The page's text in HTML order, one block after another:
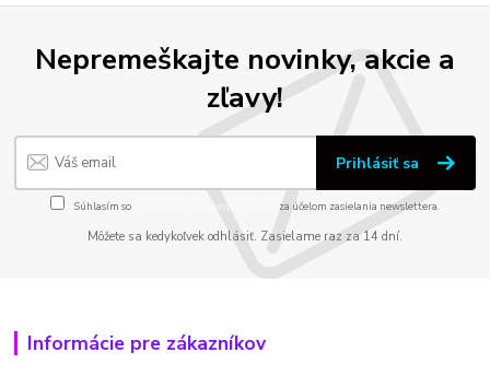
Nepremeškajte novinky, akcie a
zľavy!
Prihlásiť sa
Súhlasím so spracovaním osobných údajov za účelom zasielania newslettera.
Môžete sa kedykoľvek odhlásiť. Zasielame raz za 14 dní.
Informácie pre zákazníkov